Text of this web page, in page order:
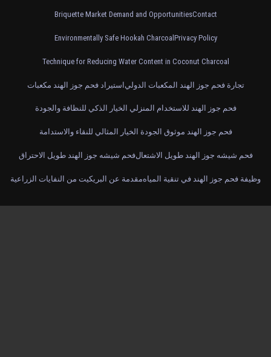
Briquette Market Demand and OpportunitiesContact
Environmentally Safe Hookah Charcoal Privacy Policy
Technique for Reducing Water Content in Coconut Charcoal
استيراد فحم جوز الهند مكعباتتجارة فحم جوز الهند المكعبات الدولي
فحم جوز الهند للاستخدام المنزلي الخيار الذكي للنظافة والجودة
فحم جوز الهند موثوق الجودة الخيار المثالي للنقاء والاستدامة
فحم شيشه جوز الهند طويل الاحتراقفحم شيشه جوز الهند طويل الاشتعال
مقدمة عن البريكيت من النفايات الزراعيةوظيفة فحم جوز الهند في تنقية المياه